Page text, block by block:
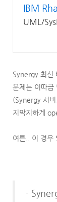
IBM
UML/
Synergy 최신
문제는 이따금
(Synergy 서
지막지하게
여튼.. 이 경우
-